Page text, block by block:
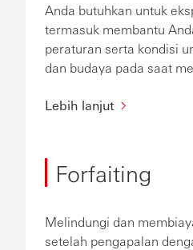
Anda butuhkan untuk
termasuk membantu
peraturan serta kondisi
dan budaya pada saat
Lebih lanjut
Forfaiting
Melindungi dan
setelah pengapalan